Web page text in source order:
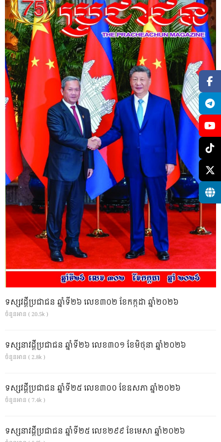
ទស្សវដ្តីប្រជាជន ឆ្នាំទី២៦ លេខ៣០២ ខែកក្កដា ឆ្នាំ២០២៦
ចំនួនអាន ( 20.5k )
ទស្សនាវដ្ដីប្រជាជន ឆ្នាំទី២៦ លេខ៣០១ ខែមិថុនា ឆ្នាំ២០២៦
ចំនួនអាន ( 2.8k )
ទស្សវដ្តីប្រជាជន ឆ្នាំទី២៥ លេខ៣០០ ខែឧសភា ឆ្នាំ២០២៦
ចំនួនអាន ( 7.4k )
ទស្សនាវដ្ដីប្រជាជន ឆ្នាំទី២៥ លេខ២៩៩ ខែមេសា ឆ្នាំ២០២៦